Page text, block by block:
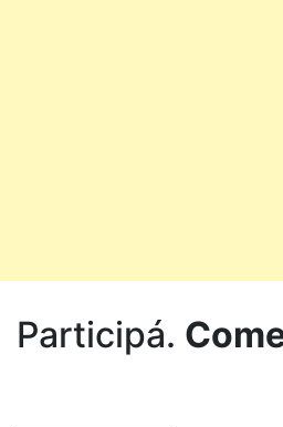
Participá.